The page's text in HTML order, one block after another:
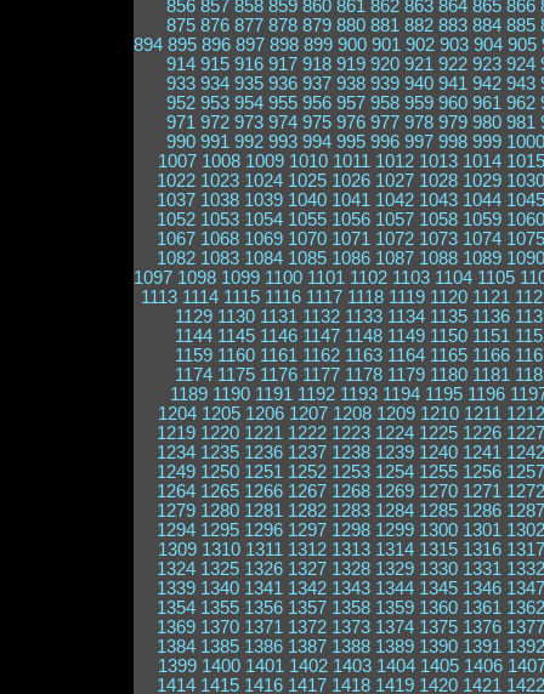
856 857 858 859 860 861 862 863 864 865 866
875 876 877 878 879 880 881 882 883 884 885
894 895 896 897 898 899 900 901 902 903 904 905
914 915 916 917 918 919 920 921 922 923 924
933 934 935 936 937 938 939 940 941 942 943
952 953 954 955 956 957 958 959 960 961 962
971 972 973 974 975 976 977 978 979 980 981
990 991 992 993 994 995 996 997 998 999 1000
1007 1008 1009 1010 1011 1012 1013 1014 1015
1022 1023 1024 1025 1026 1027 1028 1029 1030
1037 1038 1039 1040 1041 1042 1043 1044 1045
1052 1053 1054 1055 1056 1057 1058 1059 1060
1067 1068 1069 1070 1071 1072 1073 1074 1075
1082 1083 1084 1085 1086 1087 1088 1089 1090
1097 1098 1099 1100 1101 1102 1103 1104 1105
1113 1114 1115 1116 1117 1118 1119 1120 1121
1129 1130 1131 1132 1133 1134 1135 1136
1144 1145 1146 1147 1148 1149 1150 1151
1159 1160 1161 1162 1163 1164 1165 1166
1174 1175 1176 1177 1178 1179 1180 1181
1189 1190 1191 1192 1193 1194 1195 1196
1204 1205 1206 1207 1208 1209 1210 1211 1212
1219 1220 1221 1222 1223 1224 1225 1226 1227
1234 1235 1236 1237 1238 1239 1240 1241 1242
1249 1250 1251 1252 1253 1254 1255 1256 1257
1264 1265 1266 1267 1268 1269 1270 1271 1272
1279 1280 1281 1282 1283 1284 1285 1286 1287
1294 1295 1296 1297 1298 1299 1300 1301 1302
1309 1310 1311 1312 1313 1314 1315 1316 1317
1324 1325 1326 1327 1328 1329 1330 1331 1332
1339 1340 1341 1342 1343 1344 1345 1346 1347
1354 1355 1356 1357 1358 1359 1360 1361 1362
1369 1370 1371 1372 1373 1374 1375 1376 1377
1384 1385 1386 1387 1388 1389 1390 1391 1392
1399 1400 1401 1402 1403 1404 1405 1406
1414 1415 1416 1417 1418 1419 1420 1421 1422